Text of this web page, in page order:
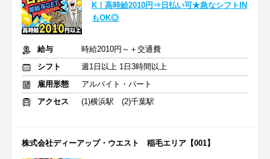
K！高時給2010円⇒日払い可★急なシフトIN
もOK◎
給与
時給2010円～＋交通費
シフト
週1日以上 1日3時間以上
雇用形態
アルバイト・パート
アクセス
(1)横浜駅 (2)千葉駅
株式会社ディーアップ・ウエスト 稲毛エリア【001】